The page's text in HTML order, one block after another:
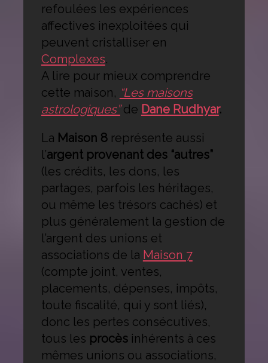
refoulées les expériences
affectives inexploitées qui
peuvent cristalliser en
Complexes.
A lire pour mieux comprendre
cette maison, “Les maisons
astrologiques”de Dane Rudhyar.
La Maison 8représente aussi
l’argent provenant des “autres”
(les crédits, les dons, les
partages, parfois les héritages,
ou même les trésors cachés) et
plus généralement la gestion de
l’argent des unions et
associations de la Maison 7
(compte joint, ventes,
placements, dépenses, impôts,
toute fiscalité, qui y sont liés),
donc les pertes consécutives,
tous les procèsinhérents à ces
mêmes unions ou associations,